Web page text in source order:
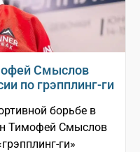
Смыслов
по грэпплинг-ги
борьбе в
Тимофей Смыслов
ги»